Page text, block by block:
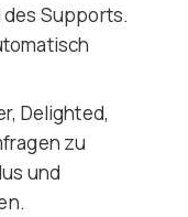
des Supports.
Delighted,
zu
und